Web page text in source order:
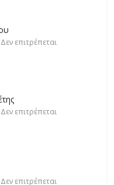
Δεν επιτρέπεται
Δεν επιτρέπεται